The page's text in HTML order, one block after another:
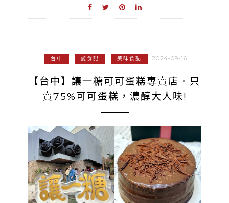
台中 愛食記 美味食記 2024-09-16
【台中】讓一糖可可蛋糕專賣店．只
賣75%可可蛋糕，濃醇大人味!